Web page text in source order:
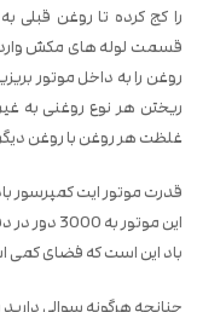
را کج کرده تا روغن
قسمت لوله های مکش وارد
روغن را به داخل موتور
ریختن هر نوع روغنی به
غلظت هر روغن با روغن
این موتور
باد این است که فضای کمی
چنانچه هرگونه سوالی